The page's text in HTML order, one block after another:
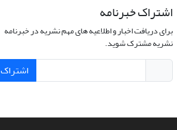
اشتراک خبرنامه
برای دریافت اخبار و اطلاعیه های مهم نشریه در خبرنامه
نشریه مشترک شوید.
اشتراک